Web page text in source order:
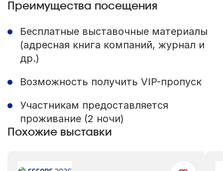
Преимущества посещения
Бесплатные выставочные материалы
(адресная книга компаний, журнал и
др.)
Возможность получить VIP-пропуск
Участникам предоставляется
проживание (2 ночи)
Похожие выставки